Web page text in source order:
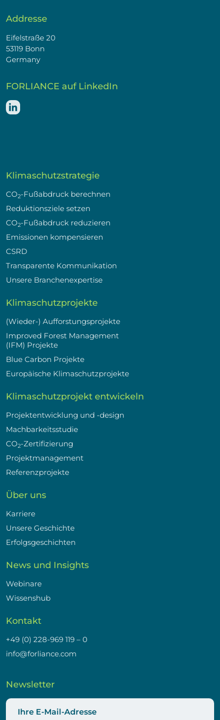
Addresse
Eifelstraße 20
53119 Bonn
Germany
FORLIANCE auf LinkedIn
Klimaschutzstrategie
CO2-Fußabdruck berechnen
Reduktionsziele setzen
CO2-Fußabdruck reduzieren
Emissionen kompensieren
CSRD
Transparente Kommunikation
Unsere Branchenexpertise
Klimaschutzprojekte
(Wieder-) Aufforstungsprojekte
Improved Forest Management
(IFM) Projekte
Blue Carbon Projekte
Europäische Klimaschutzprojekte
Klimaschutzprojekt entwickeln
Projektentwicklung und -design
Machbarkeitsstudie
CO2-Zertifizierung
Projektmanagement
Referenzprojekte
Über uns
Karriere
Unsere Geschichte
Erfolgsgeschichten
News und Insights
Webinare
Wissenshub
Kontakt
+49 (0) 228-969 119 – 0
info@forliance.com
Newsletter